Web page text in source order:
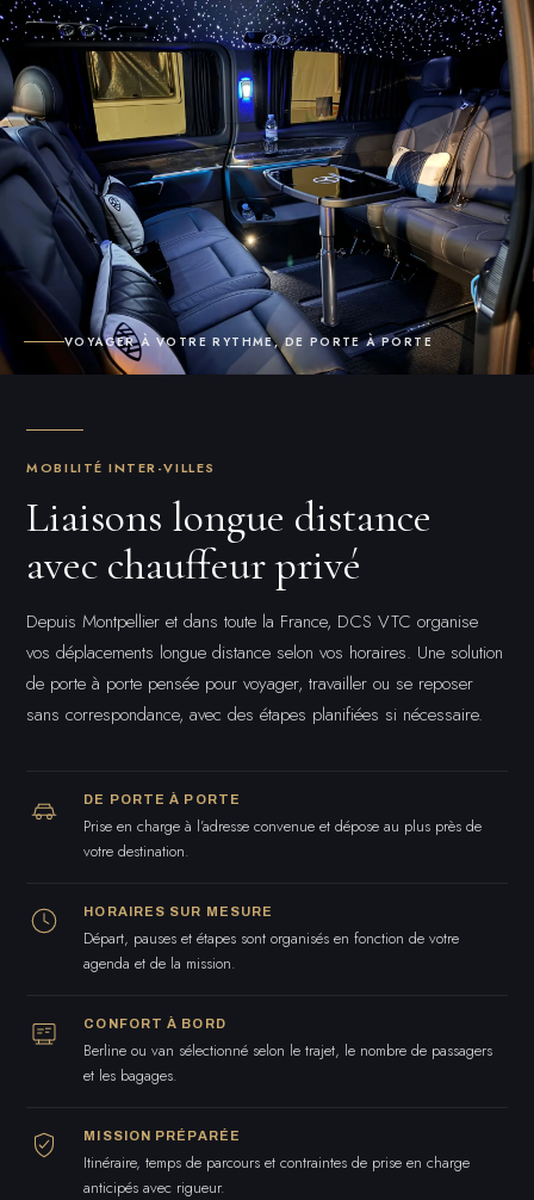
VOYAGER À VOTRE RYTHME, DE PORTE À PORTE
MOBILITÉ INTER-VILLES
Liaisons longue distance
avec chauffeur privé
Depuis Montpellier et dans toute la France, DCS VTC organise
vos déplacements longue distance selon vos horaires. Une solution
de porte à porte pensée pour voyager, travailler ou se reposer
sans correspondance, avec des étapes planifiées si nécessaire.
DE PORTE À PORTE
Prise en charge à l’adresse convenue et dépose au plus près de
votre destination.
HORAIRES SUR MESURE
Départ, pauses et étapes sont organisés en fonction de votre
agenda et de la mission.
CONFORT À BORD
Berline ou van sélectionné selon le trajet, le nombre de passagers
et les bagages.
MISSION PRÉPARÉE
Itinéraire, temps de parcours et contraintes de prise en charge
anticipés avec rigueur.